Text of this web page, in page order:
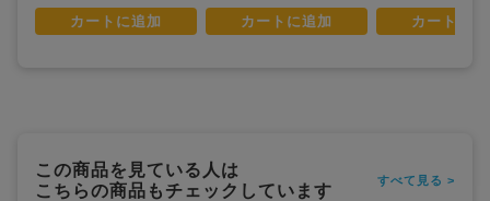
カートに追加 カートに追加 カートに
この商品を見ている人は
こちらの商品もチェックしています
すべて見る >